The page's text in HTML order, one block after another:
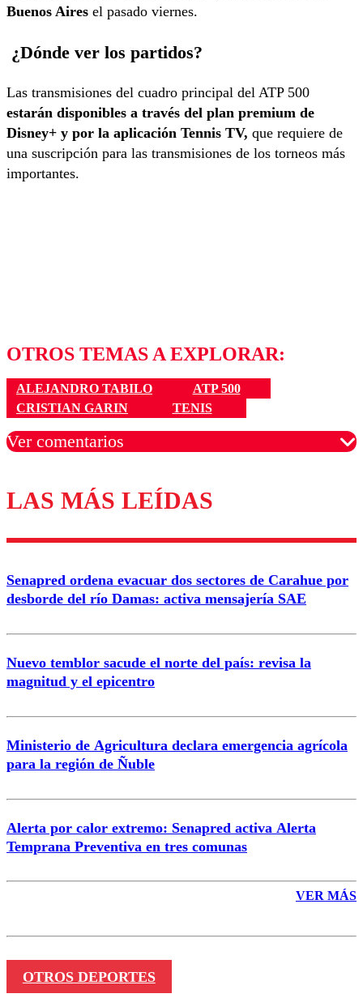
Buenos Aires el pasado viernes.
¿Dónde ver los partidos?
Las transmisiones del cuadro principal del ATP 500
estarán disponibles a través del plan premium de
Disney+ y por la aplicación Tennis TV, que requiere de
una suscripción para las transmisiones de los torneos más
importantes.
OTROS TEMAS A EXPLORAR:
ALEJANDRO TABILO
ATP 500
CRISTIAN GARIN
TENIS
Ver comentarios
Los comentarios son moderados para garantizar un
diálogo respetuoso.
Correo
LAS MÁS LEÍDAS
Senapred ordena evacuar dos sectores de Carahue por
desborde del río Damas: activa mensajería SAE
Nuevo temblor sacude el norte del país: revisa la
magnitud y el epicentro
Ministerio de Agricultura declara emergencia agrícola
para la región de Ñuble
Alerta por calor extremo: Senapred activa Alerta
Temprana Preventiva en tres comunas
VER MÁS
OTROS DEPORTES